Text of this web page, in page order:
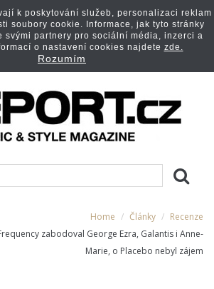
Home Články
Recenze
zabodoval George Ezra, Galantis i Anne-
Marie, o Placebo nebyl zájem
k poskytování služeb, personalizaci reklam
soubory cookie. Informace, jak tyto stránky
svými partnery pro sociální média, inzerci a
o nastavení cookies najdete zde.
Rozumím